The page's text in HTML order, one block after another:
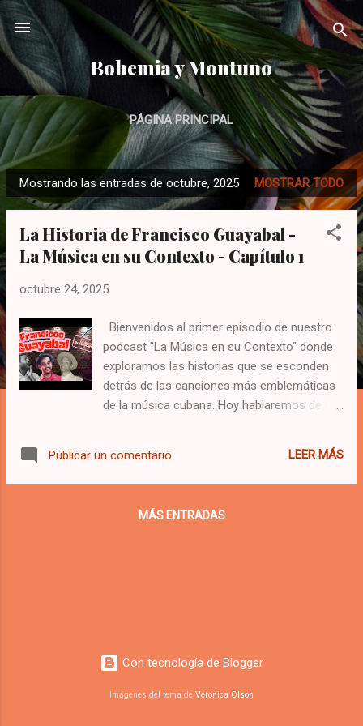
Ir al contenido principal
Bohemia y Montuno
PÁGINA PRINCIPAL
E
n
Mostrando las entradas de octubre, 2025 MOSTRAR TODO
La Historia de Francisco Guayabal -
La Música en su Contexto - Capítulo 1
octubre 24, 2025
Bienvenidos al primer episodio de nuestro
podcast "La Música en su Contexto" donde
exploramos las historias que se esconden
detrás de las canciones más emblemáticas
de la música cubana. Hoy hablaremos de un
Francisco Guayabal, la historia detrás de
esta icónica canción la damos a conocer
Publicar un comentario LEER MÁS
MÁS ENTRADAS
Con tecnología de Blogger
Imágenes del tema de Veronica Olson